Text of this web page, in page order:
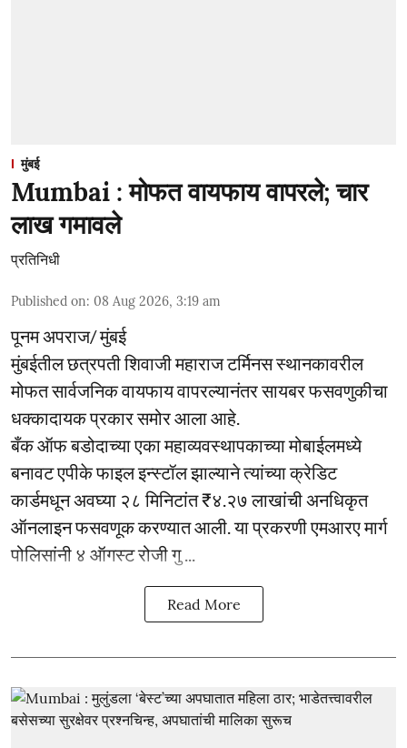
मुंबई
Mumbai : मोफत वायफाय वापरले; चार
लाख गमावले
प्रतिनिधी
Published on: 08 Aug 2026, 3:19 am
पूनम अपराज/ मुंबई
मुंबईतील छत्रपती शिवाजी महाराज टर्मिनस स्थानकावरील
मोफत सार्वजनिक वायफाय वापरल्यानंतर सायबर फसवणुकीचा
धक्कादायक प्रकार समोर आला आहे.
बँक ऑफ बडोदाच्या एका महाव्यवस्थापकाच्या मोबाईलमध्ये
बनावट एपीके फाइल इन्स्टॉल झाल्याने त्यांच्या क्रेडिट
कार्डमधून अवघ्या २८ मिनिटांत ₹४.२७ लाखांची अनधिकृत
ऑनलाइन फसवणूक करण्यात आली. या प्रकरणी एमआरए मार्ग
पोलिसांनी ४ ऑगस्ट रोजी गु ...
Read More